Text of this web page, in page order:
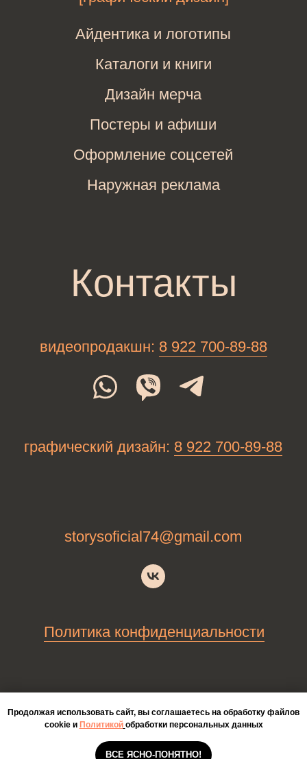
Продолжая использовать сайт, вы соглашаетесь на обработку файлов
cookie и Политикой обработки персональных данных
ВСЕ ЯСНО-ПОНЯТНО!